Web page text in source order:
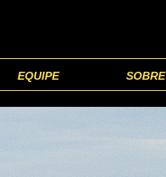
EQUIPE SOBRE